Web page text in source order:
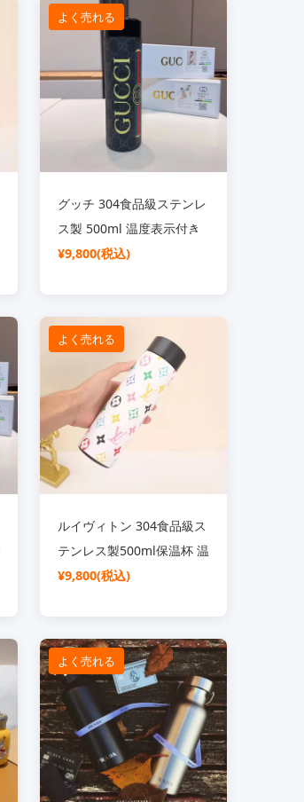
よく売れる
グッチ 304食品級ステンレ
ス製 500ml 温度表示付き
保温杯
¥9,800(税込)
よく売れる
ルイヴィトン 304食品級ス
テンレス製500ml保温杯 温
度表示付き
¥9,800(税込)
よく売れる